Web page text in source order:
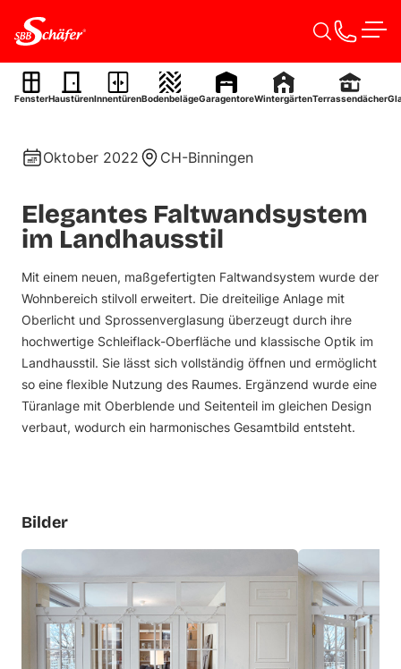
FensterHaustürenInnentürenBodenbelägeGaragentoreWintergärtenTerrassendächer
Faltwandsystem
Oktober 2022 CH-Binningen
Elegantes Faltwandsystem
im Landhausstil
Mit einem neuen, maßgefertigten Faltwandsystem wurde der
Wohnbereich stilvoll erweitert. Die dreiteilige Anlage mit
Oberlicht und Sprossenverglasung überzeugt durch ihre
hochwertige Schleiflack-Oberfläche und klassische Optik im
Landhausstil. Sie lässt sich vollständig öffnen und ermöglicht
so eine flexible Nutzung des Raumes. Ergänzend wurde eine
Türanlage mit Oberblende und Seitenteil im gleichen Design
verbaut, wodurch ein harmonisches Gesamtbild entsteht.
Bilder